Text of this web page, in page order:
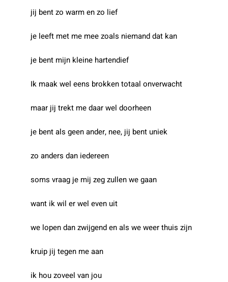
jij bent zo warm en zo lief
je leeft met me mee zoals niemand dat kan
je bent mijn kleine hartendief
Ik maak wel eens brokken totaal onverwacht
maar jij trekt me daar wel doorheen
je bent als geen ander, nee, jij bent uniek
zo anders dan iedereen
soms vraag je mij zeg zullen we gaan
want ik wil er wel even uit
we lopen dan zwijgend en als we weer thuis zijn
kruip jij tegen me aan
ik hou zoveel van jou